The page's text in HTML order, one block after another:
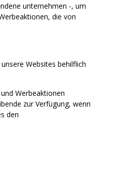
unternehmen -, um
die von
Websites behilflich
Werbeaktionen
zur Verfügung, wenn
den